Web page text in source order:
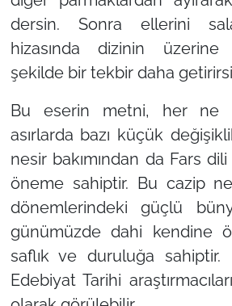
dersin. Sonra ellerini
hizasında dizinin üzerine
şekilde bir tekbir daha
Bu eserin metni, her ne
asırlarda bazı küçük
nesir bakımından da Fars
öneme sahiptir. Bu cazip
dönemlerindeki güçlü
günümüzde dahi kendine
saflık ve duruluğa sahiptir.
Edebiyat Tarihi